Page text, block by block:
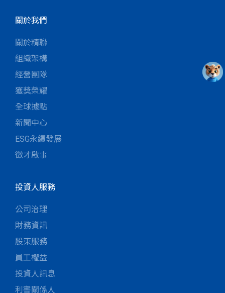
關於我們
關於精聯
組織架構
經營團隊
獲獎榮耀
全球據點
新聞中心
ESG永續發展
徵才啟事
投資人服務
公司治理
財務資訊
股東服務
員工權益
投資人訊息
利害關係人